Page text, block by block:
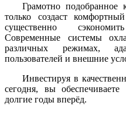
Грамотно подобранное
только создаст
существенно
Современные системы
различных режимах,
пользователей и внешние
Инвестируя в
сегодня, вы
долгие годы вперёд.